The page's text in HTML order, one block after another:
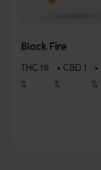
Black Fire
THC 19
%
CBD 1
%
%